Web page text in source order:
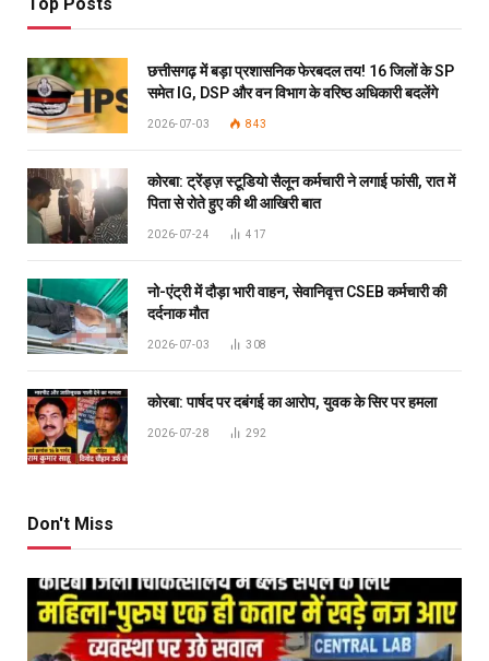
Top Posts
छत्तीसगढ़ में बड़ा प्रशासनिक फेरबदल तय! 16 जिलों के SP
समेत IG, DSP और वन विभाग के वरिष्ठ अधिकारी बदलेंगे
2026-07-03 843
कोरबा: ट्रेंड्ज़ स्टूडियो सैलून कर्मचारी ने लगाई फांसी, रात में
पिता से रोते हुए की थी आखिरी बात
2026-07-24 417
नो-एंट्री में दौड़ा भारी वाहन, सेवानिवृत्त CSEB कर्मचारी की
दर्दनाक मौत
2026-07-03 308
कोरबा: पार्षद पर दबंगई का आरोप, युवक के सिर पर हमला
2026-07-28 292
Don't Miss